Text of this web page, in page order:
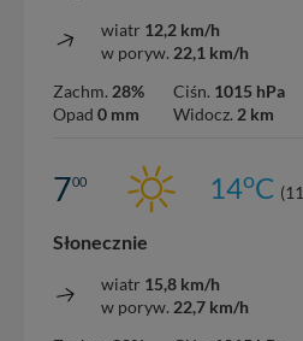
wiatr 12,2 km/h
w poryw. 22,1 km/h
Zachm. 28%
Opad 0 mm
Ciśn. 1015 hPa
Widocz. 2 km
700 14oC (11
Słonecznie
wiatr 15,8 km/h
w poryw. 22,7 km/h